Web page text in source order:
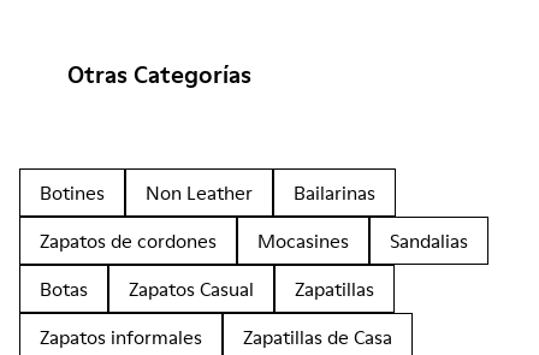
Otras Categorías
Botines Non Leather
Bailarinas
Zapatos de cordones
Mocasines
Sandalias
Botas
Zapatos Casual
Zapatillas
Zapatos informales
Zapatillas de Casa